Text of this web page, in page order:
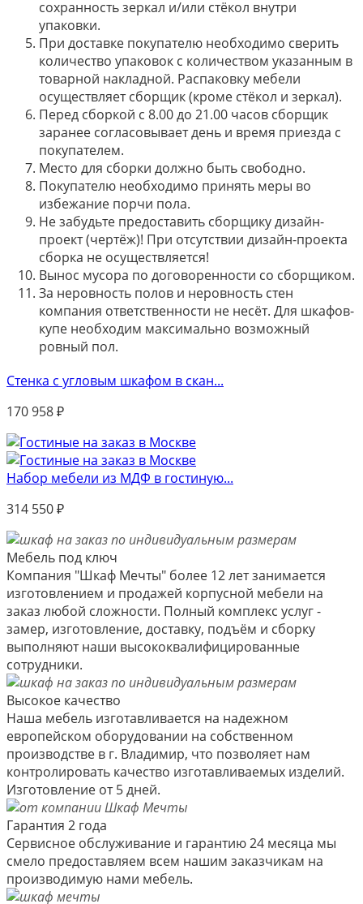
сохранность зеркал и/или стёкол внутри
упаковки.
При доставке покупателю необходимо сверить
количество упаковок с количеством указанным в
товарной накладной. Распаковку мебели
осуществляет сборщик (кроме стёкол и зеркал).
Перед сборкой с 8.00 до 21.00 часов сборщик
заранее согласовывает день и время приезда с
покупателем.
Место для сборки должно быть свободно.
Покупателю необходимо принять меры во
избежание порчи пола.
Не забудьте предоставить сборщику дизайн-
проект (чертёж)! При отсутствии дизайн-проекта
сборка не осуществляется!
Вынос мусора по договоренности со сборщиком.
За неровность полов и неровность стен
компания ответственности не несёт. Для шкафов-
купе необходим максимально возможный
ровный пол.
Стенка с угловым шкафом в скан...
170 958₽
Набор мебели из МДФ в гостиную...
314 550₽
Мебель под ключ
Компания "Шкаф Мечты" более 12 лет занимается
изготовлением и продажей корпусной мебели на
заказ любой сложности. Полный комплекс услуг -
замер, изготовление, доставку, подъём и сборку
выполняют наши высококвалифицированные
сотрудники.
Высокое качество
Наша мебель изготавливается на надежном
европейском оборудовании на собственном
производстве в г. Владимир, что позволяет нам
контролировать качество изготавливаемых изделий.
Изготовление от 5 дней.
Гарантия 2 года
Сервисное обслуживание и гарантию 24 месяца мы
смело предоставляем всем нашим заказчикам на
производимую нами мебель.